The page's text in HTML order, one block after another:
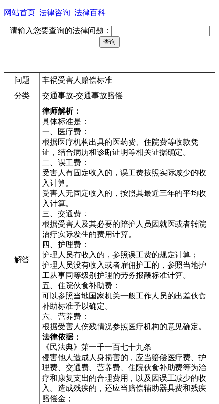
网站首页 法律咨询 法律百科
请输入您要查询的法律问题：
问题
车祸受害人赔偿标准
分类
交通事故-交通事故赔偿
解答
律师解析：
具体标准是：
一、医疗费：
根据医疗机构出具的医药费、住院费等收款凭
证，结合病历和诊断证明等相关证据确定。
二、误工费：
受害人有固定收入的，误工费按照实际减少的收
入计算。
受害人无固定收入的，按照其最近三年的平均收
入计算。
三、交通费：
根据受害人及其必要的陪护人员因就医或者转院
治疗实际发生的费用计算。
四、护理费：
护理人员有收入的，参照误工费的规定计算；
护理人员没有收入或者雇佣护工的，参照当地护
工从事同等级别护理的劳务报酬标准计算。
五、住院伙食补助费：
可以参照当地国家机关一般工作人员的出差伙食
补助标准予以确定。
六、营养费：
根据受害人伤残情况参照医疗机构的意见确定。
法律依据：
《民法典》第一千一百七十九条
侵害他人造成人身损害的，应当赔偿医疗费、护
理费、交通费、营养费、住院伙食补助费等为治
疗和康复支出的合理费用，以及因误工减少的收
入。造成残疾的，还应当赔偿辅助器具费和残疾
赔偿金；